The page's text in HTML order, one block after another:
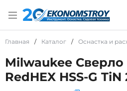
Главная / Каталог / Оснастка и
Milwaukee
RedHEX HSS-G